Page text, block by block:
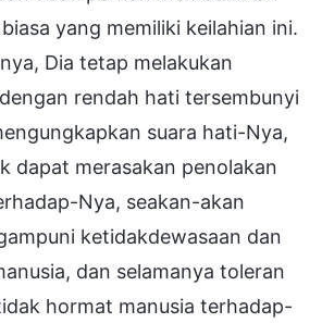
yang memiliki keilahian ini.
Dia tetap melakukan
rendah hati tersembunyi
suara hati-Nya,
dapat merasakan penolakan
Nya, seakan-akan
ketidakdewasaan dan
dan selamanya toleran
hormat manusia terhadap-